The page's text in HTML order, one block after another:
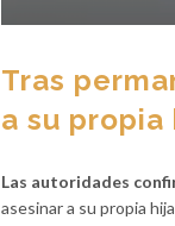
Tras
a su
Las autoridades
asesinar a su propia